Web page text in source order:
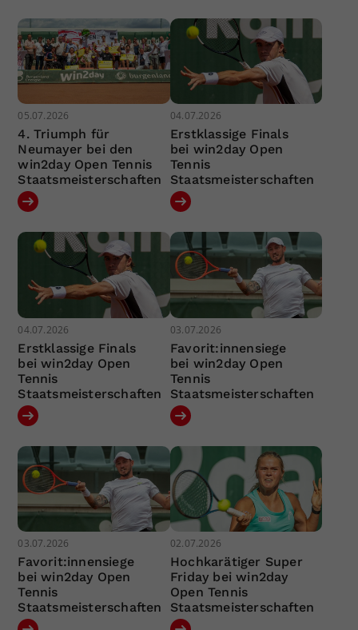
05.07.2026
4. Triumph für
Neumayer bei den
win2day Open Tennis
Staatsmeisterschaften
04.07.2026
Erstklassige Finals
bei win2day Open
Tennis
Staatsmeisterschaften
04.07.2026
Erstklassige Finals
bei win2day Open
Tennis
Staatsmeisterschaften
03.07.2026
Favorit:innensiege
bei win2day Open
Tennis
Staatsmeisterschaften
03.07.2026
Favorit:innensiege
bei win2day Open
Tennis
Staatsmeisterschaften
02.07.2026
Hochkarätiger Super
Friday bei win2day
Open Tennis
Staatsmeisterschaften